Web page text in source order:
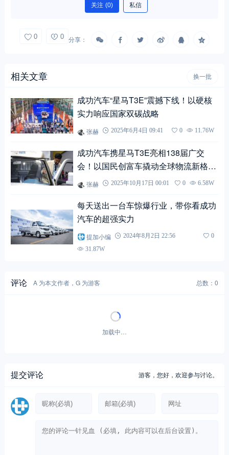
关注 (0) 私信
0 0 分享：
相关文章 换一批
成功汽车“星马T3E”震撼下线！以硬核
实力响应国家双碳战略
张赫 2025年6月4日 09:41 0 11.76W
成功汽车携星马T3E亮相138届广交
会！以国民创富车撬动全球物流新格
局！张赫 2025年10月17日 00:01 0 6.58W
每天送出一台车惊爆行业，带你看成功
汽车的超强实力
提加小编 2024年8月2日 22:56
0
31.87W
评论 A 为本文作者，G 为游客 总数：0
加载中…
提交评论 游客，您好，欢迎参与讨论。